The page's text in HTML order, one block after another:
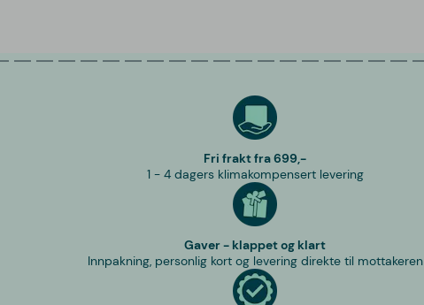
Fri frakt fra 699,-
1 - 4 dagers klimakompensert levering
Gaver - klappet og klart
Innpakning, personlig kort og levering direkte til mottakeren